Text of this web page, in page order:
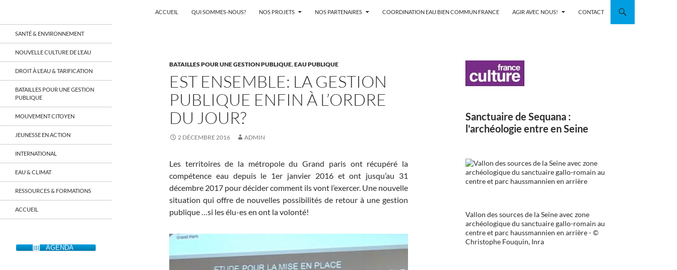
Aller
au
contenu
ACCUEIL QUI SOMMES-NOUS? NOS PROJETS NOS PARTENAIRES COORDINATION EAU BIEN COMMUN FRANCE AGIR AVEC NOUS! CONTACT
BATAILLES POUR UNE GESTION PUBLIQUE,EAU PUBLIQUE
EST ENSEMBLE: LA GESTION
PUBLIQUE ENFIN À L’ORDRE
DU JOUR?
2 DÉCEMBRE 2016 ADMIN
Les territoires de la métropole du Grand paris ont récupéré la
compétence eau depuis le 1er janvier 2016 et ont jusqu’au 31
décembre 2017 pour décider comment ils vont l’exercer. Une nouvelle
situation qui offre de nouvelles possibilités de retour à une gestion
publique …si les élu-es en ont la volonté!
Sanctuaire de Sequana :
l'archéologie entre en Seine
Vallon des sources de la Seine avec zone
archéologique du sanctuaire gallo-romain au
centre et parc haussmannien en arrière - ©
Christophe Fouquin, Inra
un réseau qui réunit citoyens et
associations autour de la ressource
territoire français, sur tous les
économique, juridique, de la santé,
culturel…
SANTÉ & ENVIRONNEMENT
NOUVELLE CULTURE DE L’EAU
DROIT À L’EAU & TARIFICATION
BATAILLES POUR UNE GESTION
PUBLIQUE
MOUVEMENT CITOYEN
JEUNESSE EN ACTION
INTERNATIONAL
EAU & CLIMAT
RESSOURCES & FORMATIONS
ACCUEIL
AGENDA